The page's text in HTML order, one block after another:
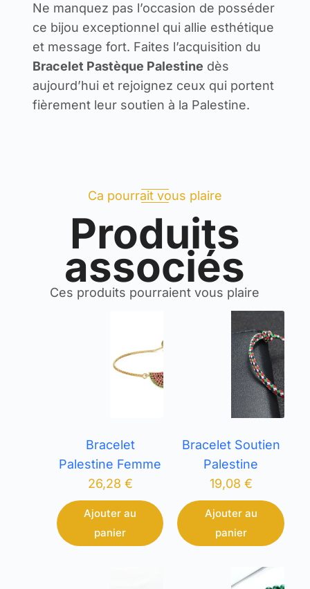
Ne manquez pas l’occasion de posséder
ce bijou exceptionnel qui allie esthétique
et message fort. Faites l’acquisition du
Bracelet Pastèque Palestine dès
aujourd’hui et rejoignez ceux qui portent
fièrement leur soutien à la Palestine.
Ca pourrait vous plaire
Produits
associés
Ces produits pourraient vous plaire
Bracelet
Palestine Femme
26,28 €
Ajouter au
panier
Bracelet Soutien
Palestine
19,08 €
Ajouter au
panier